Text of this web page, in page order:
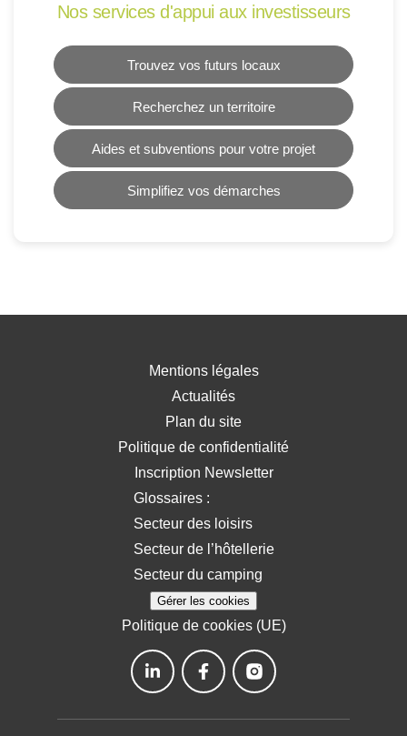
Nos services d'appui aux investisseurs
Trouvez vos futurs locaux
Recherchez un territoire
Aides et subventions pour votre projet
Simplifiez vos démarches
Mentions légales
Actualités
Plan du site
Politique de confidentialité
Inscription Newsletter
Glossaires :
Secteur des loisirs
Secteur de l’hôtellerie
Secteur du camping
Gérer les cookies
Politique de cookies (UE)